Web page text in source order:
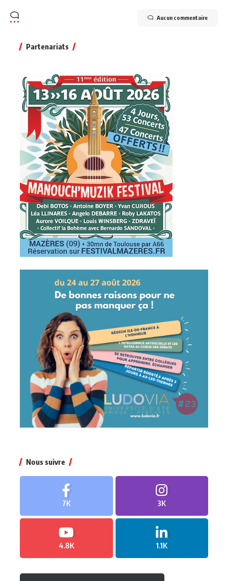
Aucun commentaire
Partenariats
Nous suivre
7K 3K
4.8K 1.1K